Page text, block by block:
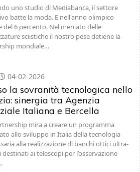
uno studio di Mediabanca, il settore
batte la moda. E nell'anno olimpico
del 6 percento. Nel mercato delle
sciistiche il nostro pese detiene la
mondiale…
04-02-2026
la sovranità tecnologica nello
sinergia tra Agenzia
Italiana e Bercella
mira a creare un programma
allo sviluppo in Italia della tecnologia
alla realizzazione di banchi ottici ultra-
destinati ai telescopi per l’osservazione